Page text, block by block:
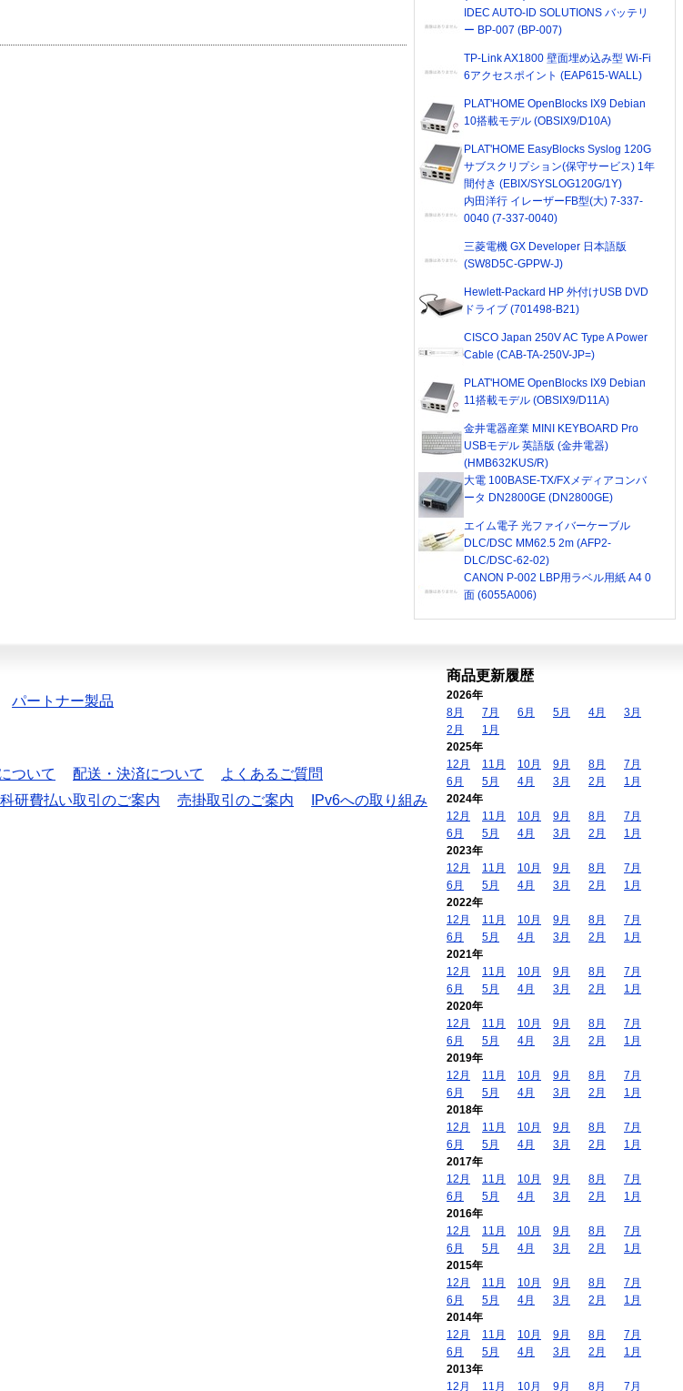
IDEC AUTO-ID SOLUTIONS バッテリ
ー BP-007 (BP-007)
TP-Link AX1800 壁面埋め込み型 Wi-Fi
6アクセスポイント (EAP615-WALL)
PLAT'HOME OpenBlocks IX9 Debian
10搭載モデル (OBSIX9/D10A)
PLAT'HOME EasyBlocks Syslog 120G
サブスクリプション(保守サービス) 1年
間付き (EBIX/SYSLOG120G/1Y)
内田洋行 イレーザーFB型(大) 7-337-
0040 (7-337-0040)
三菱電機 GX Developer 日本語版
(SW8D5C-GPPW-J)
Hewlett-Packard HP 外付けUSB DVD
ドライブ (701498-B21)
CISCO Japan 250V AC Type A Power
Cable (CAB-TA-250V-JP=)
PLAT'HOME OpenBlocks IX9 Debian
11搭載モデル (OBSIX9/D11A)
金井電器産業 MINI KEYBOARD Pro
USBモデル 英語版 (金井電器)
(HMB632KUS/R)
大電 100BASE-TX/FXメディアコンバ
ータ DN2800GE (DN2800GE)
エイム電子 光ファイバーケーブル
DLC/DSC MM62.5 2m (AFP2-
DLC/DSC-62-02)
CANON P-002 LBP用ラベル用紙 A4 0
面 (6055A006)
パートナー製品
ついて 配送・決済について
よくあるご質問
研費払い取引のご案内 売掛取引のご案内
IPv6への取り組み
商品更新履歴
2026年
8月
7月 6月 5月 4月
3月
2月
1月
2025年
12月
11月 10月 9月 8月
7月
6月
5月 4月 3月 2月
1月
2024年
12月
11月 10月 9月 8月
7月
6月
5月 4月 3月 2月
1月
2023年
12月
11月 10月 9月 8月
7月
6月
5月 4月 3月 2月
1月
2022年
12月
11月 10月 9月 8月
7月
6月
5月 4月 3月 2月
1月
2021年
12月
11月 10月 9月 8月
7月
6月
5月 4月 3月 2月
1月
2020年
12月
11月 10月 9月 8月
7月
6月
5月 4月 3月 2月
1月
2019年
12月
11月 10月 9月 8月
7月
6月
5月 4月 3月 2月
1月
2018年
12月
11月 10月 9月 8月
7月
6月
5月 4月 3月 2月
1月
2017年
12月
11月 10月 9月 8月
7月
6月
5月 4月 3月 2月
1月
2016年
12月
11月 10月 9月 8月
7月
6月
5月 4月 3月 2月
1月
2015年
12月
11月 10月 9月 8月
7月
6月
5月 4月 3月 2月
1月
2014年
12月
11月 10月 9月 8月
7月
6月
5月 4月 3月 2月
1月
2013年
12月
11月 10月 9月 8月 7月